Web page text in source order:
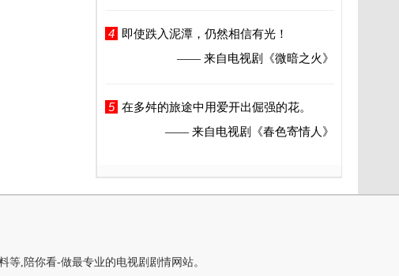
4
即使跌入泥潭，仍然相信有光！
—— 来自电视剧
《微暗之火》
5 在多舛的旅途中用爱开出倔强的花。
—— 来自电视剧
《春色寄情人》
,陪你看-做最专业的电视剧剧情网站。